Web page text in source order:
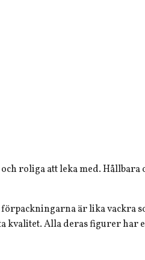
roliga att leka med. Hållbara
är lika vackra
Alla deras figurer har